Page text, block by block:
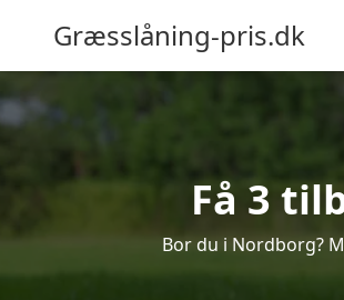
Græsslåning-pris.dk
Få 3
Bor du i Nordborg?